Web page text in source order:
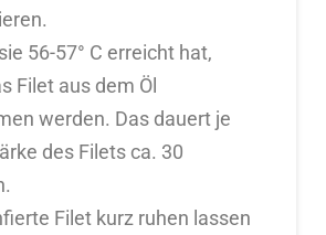
56-57° C erreicht hat,
Filet aus dem Öl
werden. Das dauert je
des Filets ca. 30
Filet kurz ruhen lassen